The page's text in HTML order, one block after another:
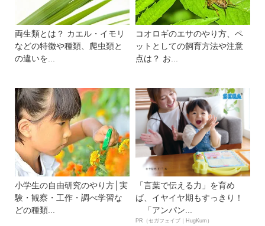
両生類とは？ カエル・イモリ
などの特徴や種類、爬虫類と
の違いを...
コオロギのエサのやり方、ペ
ットとしての飼育方法や注意
点は？ お...
小学生の自由研究のやり方│実
験・観察・工作・調べ学習な
どの種類...
「言葉で伝える力」を育め
ば、イヤイヤ期もすっきり！
「アンパン...
PR（セガフェイブ｜HugKum）